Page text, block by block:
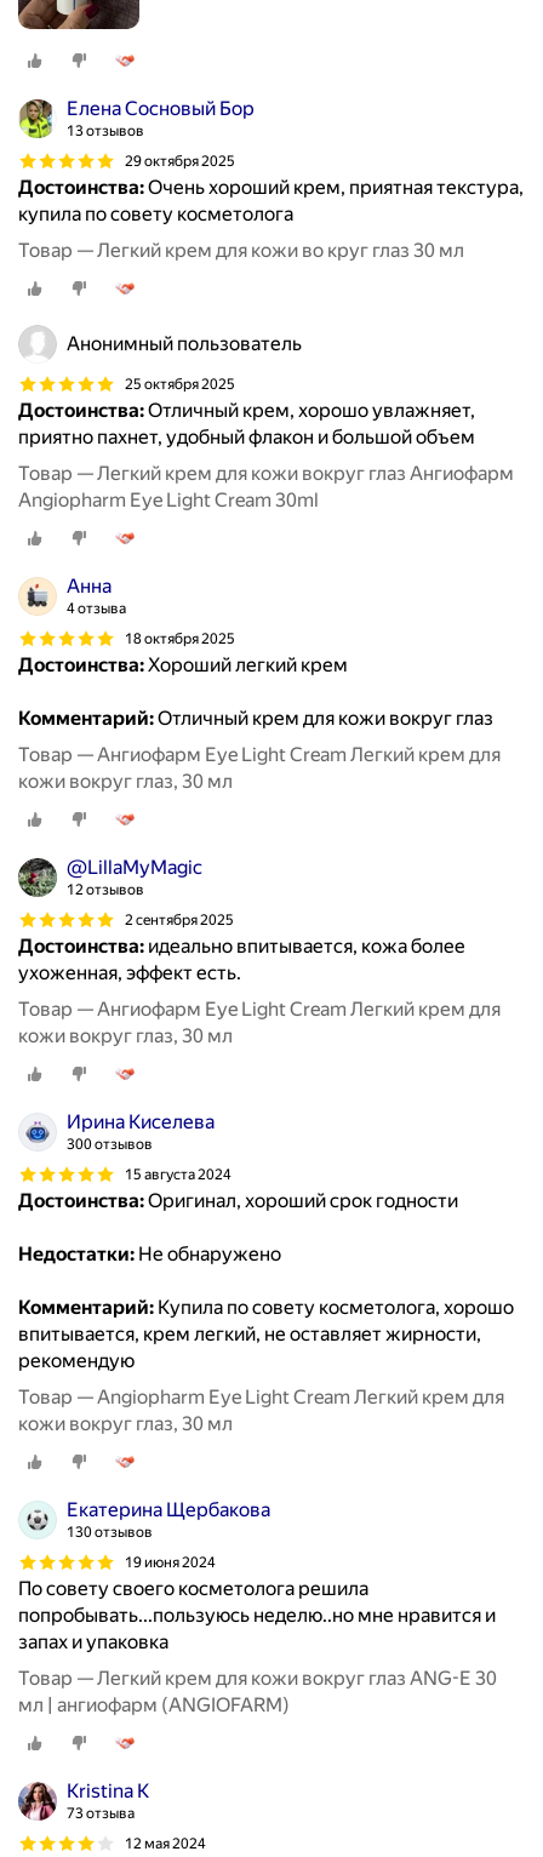
Елена Сосновый Бор
13 отзывов
29 октября 2025
Достоинства:Очень хороший крем, приятная текстура,
купила по совету косметолога
Товар — Легкий крем для кожи во круг глаз 30 мл
Анонимный пользователь
25 октября 2025
Достоинства:Отличный крем, хорошо увлажняет,
приятно пахнет, удобный флакон и большой объем
Товар — Легкий крем для кожи вокруг глаз Ангиофарм
Angiopharm Eye Light Cream 30ml
Анна
4 отзыва
18 октября 2025
Достоинства:Хороший легкий крем
Комментарий:Отличный крем для кожи вокруг глаз
Товар — Ангиофарм Eye Light Cream Легкий крем для
кожи вокруг глаз, 30 мл
@LillaMyMagic
12 отзывов
2 сентября 2025
Достоинства: идеально впитывается, кожа более
ухоженная, эффект есть.
Товар — Ангиофарм Eye Light Cream Легкий крем для
кожи вокруг глаз, 30 мл
Ирина Киселева
300 отзывов
15 августа 2024
Достоинства:Оригинал, хороший срок годности
Недостатки: Не обнаружено
Комментарий: Купила по совету косметолога, хорошо
впитывается, крем легкий, не оставляет жирности,
рекомендую
Товар — Angiopharm Eye Light Cream Легкий крем для
кожи вокруг глаз, 30 мл
Екатерина Щербакова
130 отзывов
19 июня 2024
По совету своего косметолога решила
попробывать...пользуюсь неделю..но мне нравится и
запах и упаковка
Товар — Легкий крем для кожи вокруг глаз ANG-E 30
мл | ангиофарм (ANGIOFARM)
Kristina K
73 отзыва
12 мая 2024